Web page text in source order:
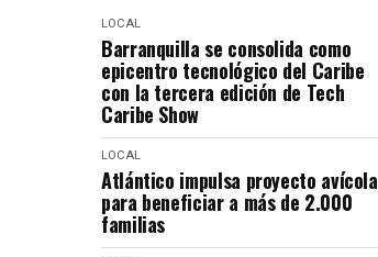
LOCAL
Barranquilla se consolida como
epicentro tecnológico del Caribe
con la tercera edición de Tech
Caribe Show
LOCAL
Atlántico impulsa proyecto avícola
para beneficiar a más de 2.000
familias